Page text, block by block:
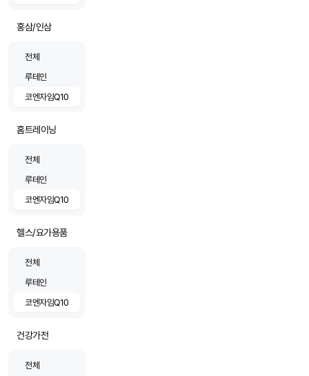
홍삼/인삼
전체
루테인
코엔자임Q10
홈트레이닝
전체
루테인
코엔자임Q10
헬스/요가용품
전체
루테인
코엔자임Q10
건강가전
전체